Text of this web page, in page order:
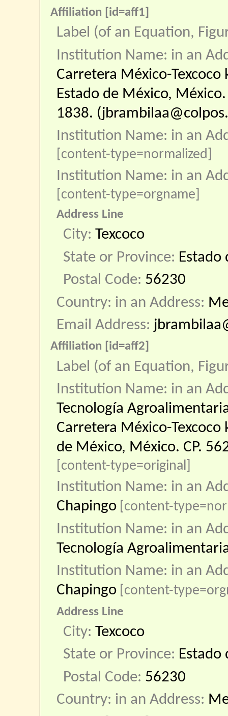
Affiliation [id=aff1]
Label (of an Equation,
Institution Name: in an
Carretera México-
Estado de México,
1838.
Institution Name: in an
[content-type=normalized]
Institution Name: in an
[content-type=orgname]
Address Line
City:Texcoco
State or Province: Estado
Postal Code: 56230
Country: in an Address:
Email Address:
Affiliation [id=aff2]
Label (of an Equation,
Institution Name: in an
Tecnología
Carretera México-Texcoco
de México, México. CP.
[content-type=original]
Institution Name: in an
Chapingo [content-
Institution Name: in an
Tecnología
Institution Name: in an
Chapingo [content-
Address Line
City:Texcoco
State or Province: Estado
Postal Code: 56230
Country: in an Address: